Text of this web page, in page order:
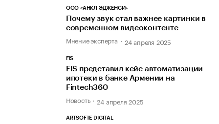
ООО «АНКЛ ЭДЖЕНСИ»
Почему звук стал важнее картинки в
современном видеоконтенте
Мнение эксперта 24 апреля 2025
FIS
FIS представил кейс автоматизации
ипотеки в банке Армении на
Fintech360
Новость 24 апреля 2025
ARTSOFTE DIGITAL